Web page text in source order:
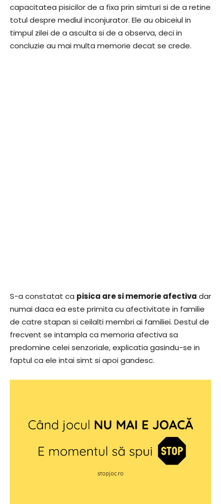
capacitatea pisicilor de a fixa prin simturi si de a retine
totul despre mediul inconjurator. Ele au obiceiul in
timpul zilei de a asculta si de a observa, deci in
concluzie au mai multa memorie decat se crede.
S-a constatat ca pisica are si memorie afectiva dar
numai daca ea este primita cu afectivitate in familie
de catre stapan si ceilalti membri ai familiei. Destul de
frecvent se intampla ca memoria afectiva sa
predomine celei senzoriale, explicatia gasindu-se in
faptul ca ele intai simt si apoi gandesc.